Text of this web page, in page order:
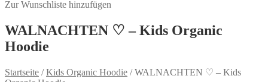
Zur Wunschliste hinzufügen
WALNACHTEN ♡ – Kids Organic
Hoodie
Startseite /Kids Organic Hoodie /WALNACHTEN ♡ – Kids